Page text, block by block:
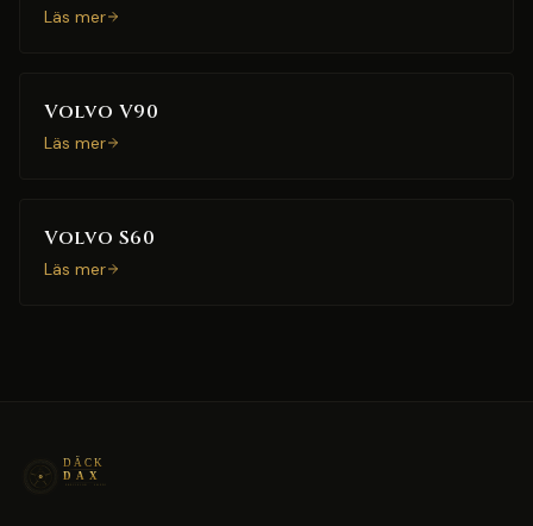
Läs mer
Volvo V90
Läs mer
Volvo S60
Läs mer